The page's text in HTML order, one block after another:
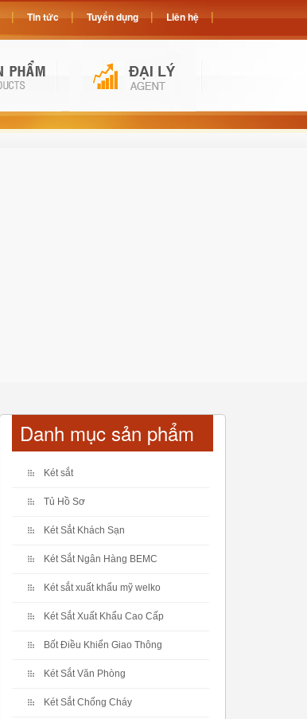
Danh mục sản phẩm
Két sắt
Tủ Hồ Sơ
Két Sắt Khách Sạn
Két Sắt Ngân Hàng BEMC
Két sắt xuất khẩu mỹ welko
Két Sắt Xuất Khẩu Cao Cấp
Bốt Điều Khiển Giao Thông
Két Sắt Văn Phòng
Két Sắt Chống Cháy
Tin tức Tuyển dụng Liên hệ